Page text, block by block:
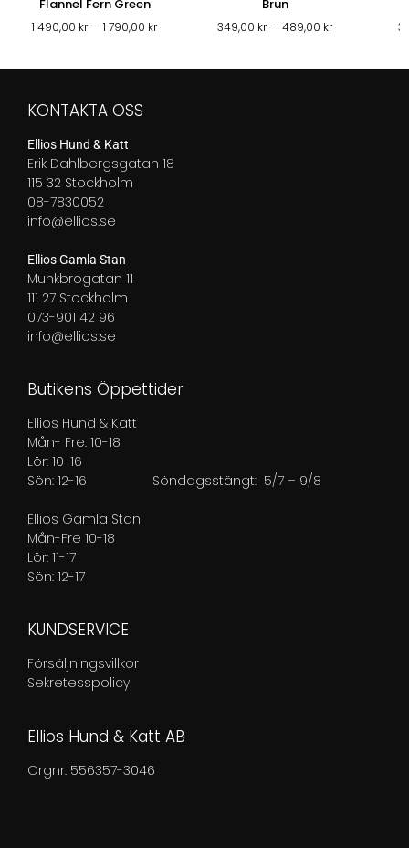
Flannel Fern Green
1 490,00 kr – 1 790,00 krPrisintervall:
Brun
349,00 kr – 489,00 krPrisintervall:
KONTAKTA OSS
Ellios Hund & Katt
Erik Dahlbergsgatan 18
115 32 Stockholm
08-7830052
info@ellios.se
Ellios Gamla Stan
Munkbrogatan 11
111 27 Stockholm
073-901 42 96
info@ellios.se
Butikens Öppettider
Ellios Hund & Katt
Mån- Fre: 10-18
Lör: 10-16
Sön: 12-16 Söndagsstängt: 5/7 – 9/8
Ellios Gamla Stan
Mån-Fre 10-18
Lör: 11-17
Sön: 12-17
KUNDSERVICE
Försäljningsvillkor
Sekretesspolicy
Ellios Hund & Katt AB
Orgnr. 556357-3046